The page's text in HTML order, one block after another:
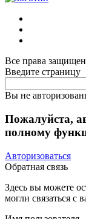
Все права
Введите страницу
Вы не
Пожалуйста,
полному
Авторизоваться
Обратная связь
Здесь вы можете
могли связаться с